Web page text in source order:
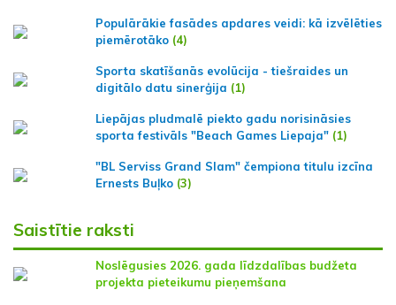
Populārākie fasādes apdares veidi: kā izvēlēties
piemērotāko (4)
Sporta skatīšanās evolūcija - tiešraides un
digitālo datu sinerģija (1)
Liepājas pludmalē piekto gadu norisināsies
sporta festivāls "Beach Games Liepaja" (1)
"BL Serviss Grand Slam" čempiona titulu izcīna
Ernests Buļko (3)
Saistītie raksti
Noslēgusies 2026. gada līdzdalības budžeta
projekta pieteikumu pieņemšana